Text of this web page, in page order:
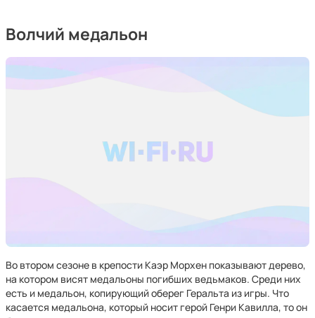
Волчий медальон
Во втором сезоне в крепости Каэр Морхен показывают дерево,
на котором висят медальоны погибших ведьмаков. Среди них
есть и медальон, копирующий оберег Геральта из игры. Что
касается медальона, который носит герой Генри Кавилла, то он